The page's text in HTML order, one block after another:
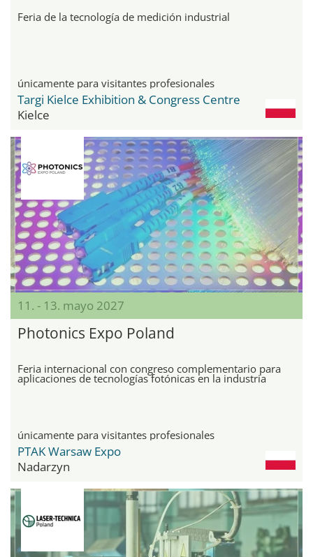
Feria de la tecnología de medición industrial
únicamente para visitantes profesionales
Targi Kielce Exhibition & Congress Centre
Kielce
11. - 13. mayo 2027
Photonics Expo Poland
Feria internacional con congreso complementario para
aplicaciones de tecnologías fotónicas en la industria
únicamente para visitantes profesionales
PTAK Warsaw Expo
Nadarzyn